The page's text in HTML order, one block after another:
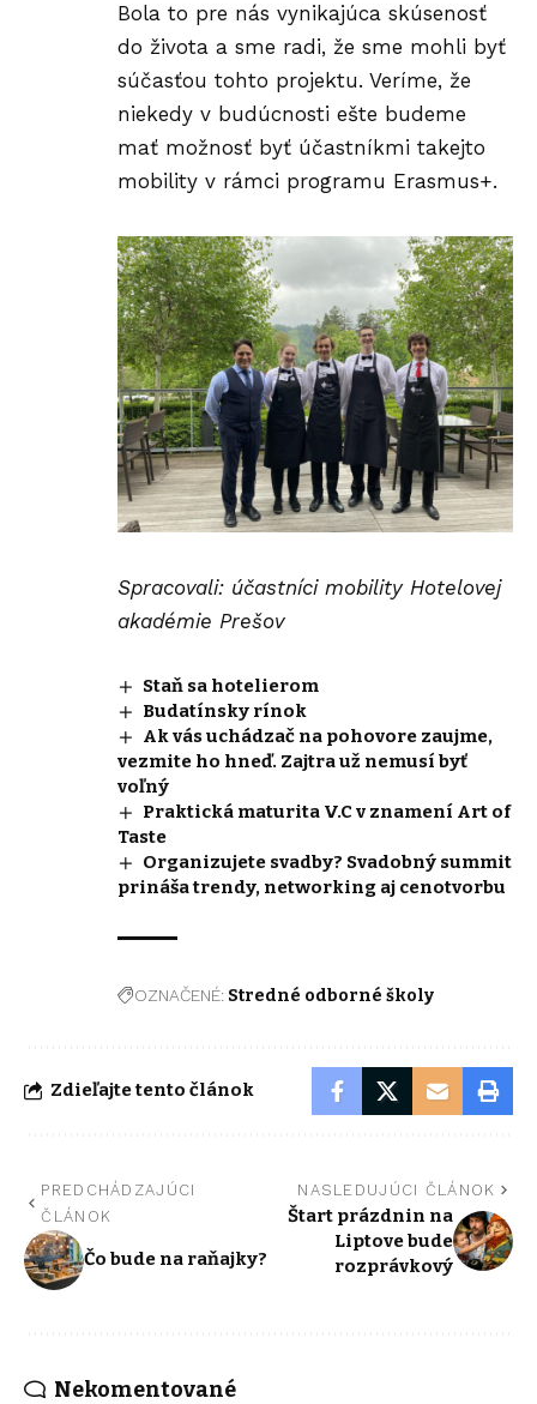
Bola to pre nás vynikajúca skúsenosť
do života a sme radi, že sme mohli byť
súčasťou tohto projektu. Veríme, že
niekedy v budúcnosti ešte budeme
mať možnosť byť účastníkmi takejto
mobility v rámci programu Erasmus+.
Spracovali: účastníci mobility Hotelovej
akadémie Prešov
Staň sa hotelierom
Budatínsky rínok
Ak vás uchádzač na pohovore zaujme,
vezmite ho hneď. Zajtra už nemusí byť
voľný
Praktická maturita V.C v znamení Art of
Taste
Organizujete svadby? Svadobný summit
prináša trendy, networking aj cenotvorbu
OZNAČENÉ: Stredné odborné školy
Zdieľajte tento článok
PREDCHÁDZAJÚCI
ČLÁNOK
Čo bude na raňajky?
NASLEDUJÚCI ČLÁNOK
Štart prázdnin na
Liptove bude
rozprávkový
Nekomentované